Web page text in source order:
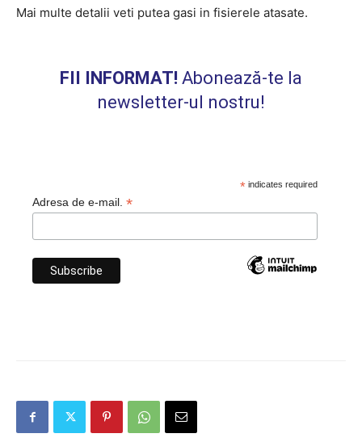
Mai multe detalii veti putea gasi in fisierele atasate.
FII INFORMAT! Abonează-te la
newsletter-ul nostru!
* indicates required
Adresa de e-mail. *